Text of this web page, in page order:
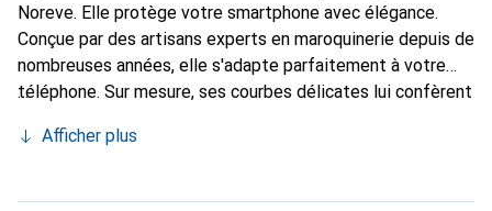
Noreve. Elle protège votre smartphone avec élégance.
Conçue par des artisans experts en maroquinerie depuis de
nombreuses années, elle s'adapte parfaitement à votre
téléphone. Sur mesure, ses courbes délicates lui confèrent
et indispensable pour votre smartphone. Reconnaître
marque Noreve est un choix sûr pour une clientèle
Afficher plus